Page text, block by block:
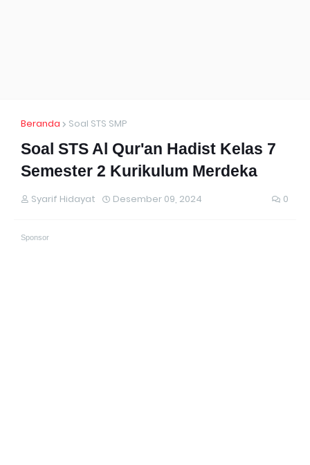
Beranda Soal STS SMP
Soal STS Al Qur'an Hadist Kelas 7
Semester 2 Kurikulum Merdeka
Syarif Hidayat Desember 09, 2024 0
Sponsor